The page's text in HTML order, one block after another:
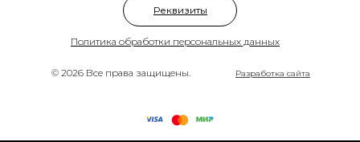
© 2026 Все права защищены.
Политика обработки персональных данных
Разработка сайта
Реквизиты